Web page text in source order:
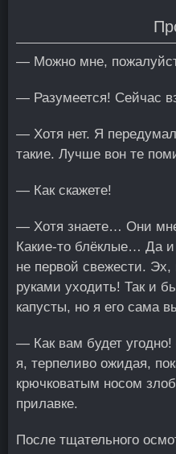
— Можно мне,
— Разумеется! Сейчас
— Хотя нет. Я
такие. Лучше вон те
— Как скажете!
— Хотя знаете… Они
Какие-то блёклые… Да и
не первой свежести.
руками уходить! Так и
капусты, но я его сама
— Как вам будет
я, терпеливо ожидая,
крючковатым носом
прилавке.
После тщательного